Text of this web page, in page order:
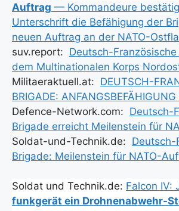
Auf­trag — Kom­man­deu­re
Unter­schrift die Befä­hi­gung der
neu­en Auf­trag an der NATO-
suv.report: Deutsch-
dem Mul­ti­na­tio­na­len Korps
Militaeraktuell.at: DEUTSCH-
BRIGADE: ANFANGSBEFÄHIGUNG
Defence-Network.com: Deutsch-
Bri­ga­de erreicht Mei­len­stein für
Soldat-und-Technik.de: Deutsch-
Bri­ga­de: Mei­len­stein für NATO-
Sol­dat und Technik.de: Fal­con IV:
funk­ge­rät ein Droh­nen­ab­wehr-